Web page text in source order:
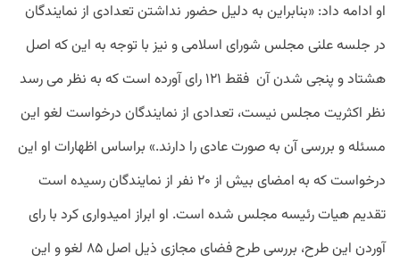
او ادامه داد: «بنابراین به دلیل حضور نداشتن تعدادی از نمایندگان
در جلسه علنی مجلس شورای اسلامی و نیز با توجه به این که اصل
هشتاد و پنجی شدن آن فقط ۱۲۱ رای آورده است که به نظر می رسد
نظر اکثریت مجلس نیست، تعدادی از نمایندگان درخواست لغو این
مسئله و بررسی آن به صورت عادی را دارند.» براساس اظهارات او این
درخواست که به امضای بیش از ۲۰ نفر از نمایندگان رسیده است
تقدیم هیات رئیسه مجلس شده است. او ابراز امیدواری کرد با رای
آوردن این طرح، بررسی طرح فضای مجازی ذیل اصل ۸۵ لغو و این